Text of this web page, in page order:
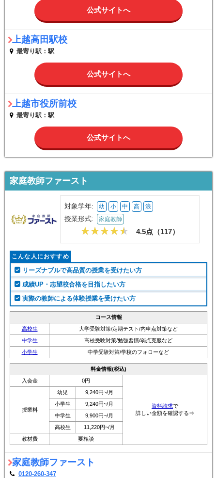
公式サイトへ
上越高田駅校
最寄り駅：駅
公式サイトへ
上越市役所前校
最寄り駅：駅
公式サイトへ
家庭教師ファースト
対象学年: 幼 小 中 高 浪
授業形式: 家庭教師
4.5点（117）
こんな人におすすめ
リーズナブルで高品質の授業を受けたい方
成績UP・志望校合格を目指したい方
実際の教師による体験授業を受けたい方
コース情報
高校生
大学受験対策/定期テスト/内申点対策など
中学生
高校受験対策/勉強習慣/弱点克服など
小学生
中学受験対策/学校のフォローなど
料金情報(税込)
入会金
0円
資料請求で
詳しい金額を確認する⇒
授業料
幼児
9,240円~/月
小学生
9,240円~/月
中学生
9,900円~/月
高校生
11,220円~/月
教材費
要相談
家庭教師ファースト
0120-260-347